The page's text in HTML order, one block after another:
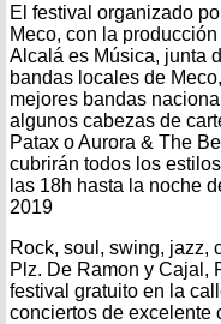
El festival organizado
Meco, con la
Alcalá es Música, junta
bandas locales de
mejores bandas
algunos cabezas de
Patax o Aurora & The
cubrirán todos los
las 18h hasta la noche
2019
Rock, soul, swing, jazz,
Plz. De Ramon y Cajal,
festival gratuito en la
conciertos de excelente